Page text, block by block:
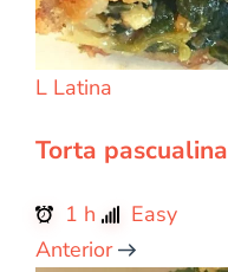
L Latina
Torta pascualina
1 h
Easy
Anterior